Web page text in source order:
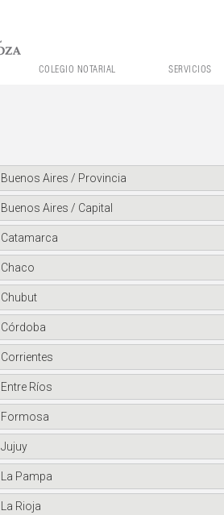
COLEGIO NOTARIAL SERVICIOS
Buenos Aires / Provincia
Buenos Aires / Capital
Catamarca
Chaco
Chubut
Córdoba
Corrientes
Entre Ríos
Formosa
Jujuy
La Pampa
La Rioja